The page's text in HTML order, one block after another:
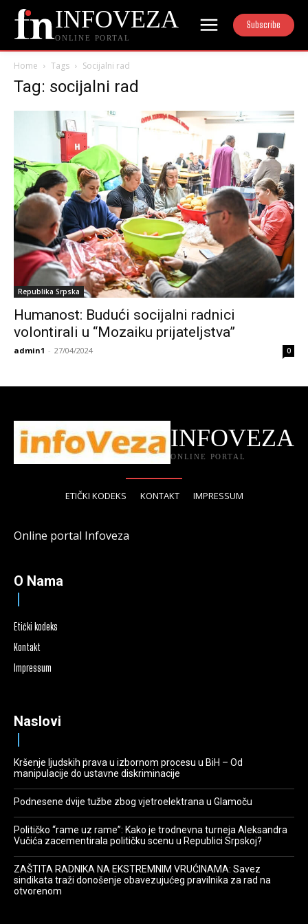
INFOVEZA
ONLINE PORTAL
Subscribe
Home Tags Socijalni rad
Tag: socijalni rad
Republika Srpska
Humanost: Budući socijalni radnici
volontirali u “Mozaiku prijateljstva”
admin1 - 27/04/2024 0
INFOVEZA
ONLINE PORTAL
ETIČKI KODEKS KONTAKT IMPRESSUM
Online portal Infoveza
O Nama
Etički kodeks
Kontakt
Impressum
Naslovi
Kršenje ljudskih prava u izbornom procesu u BiH – Od
manipulacije do ustavne diskriminacije
Podnesene dvije tužbe zbog vjetroelektrana u Glamoču
Političko “rame uz rame”: Kako je trodnevna turneja Aleksandra
Vučića zacementirala političku scenu u Republici Srpskoj?
ZAŠTITA RADNIKA NA EKSTREMNIM VRUĆINAMA: Savez
sindikata traži donošenje obavezujućeg pravilnika za rad na
otvorenom